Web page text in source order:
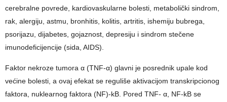
cerebralne povrede, kardiovaskularne bolesti, metabolički sindrom,
rak, alergiju, astmu, bronhitis, kolitis, artritis, ishemiju bubrega,
psorijazu, dijabetes, gojaznost, depresiju i sindrom stečene
imunodeficijencije (sida, AIDS).
Faktor nekroze tumora α (TNF-α) glavni je posrednik upale kod
većine bolesti, a ovaj efekat se reguliše aktivacijom transkripcionog
faktora, nuklearnog faktora (NF)-kB. Pored TNF- α, NF-kB se